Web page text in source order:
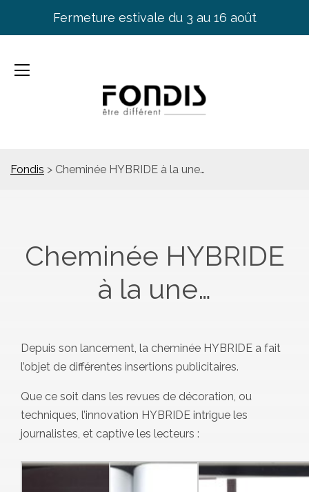
Fermeture estivale du 3 au 16 août
Fondis > Cheminée HYBRIDE à la une…
Cheminée HYBRIDE
à la une…
Depuis son lancement, la cheminée HYBRIDE a fait
l’objet de différentes insertions publicitaires.
Que ce soit dans les revues de décoration, ou
techniques, l’innovation HYBRIDE intrigue les
journalistes, et captive les lecteurs :